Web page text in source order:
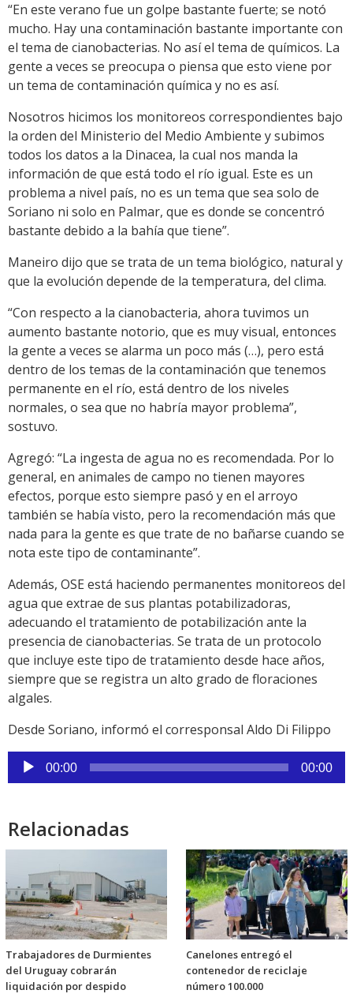
“En este verano fue un golpe bastante fuerte; se notó
mucho. Hay una contaminación bastante importante con
el tema de cianobacterias. No así el tema de químicos. La
gente a veces se preocupa o piensa que esto viene por
un tema de contaminación química y no es así.
Nosotros hicimos los monitoreos correspondientes bajo
la orden del Ministerio del Medio Ambiente y subimos
todos los datos a la Dinacea, la cual nos manda la
información de que está todo el río igual. Este es un
problema a nivel país, no es un tema que sea solo de
Soriano ni solo en Palmar, que es donde se concentró
bastante debido a la bahía que tiene”.
Maneiro dijo que se trata de un tema biológico, natural y
que la evolución depende de la temperatura, del clima.
“Con respecto a la cianobacteria, ahora tuvimos un
aumento bastante notorio, que es muy visual, entonces
la gente a veces se alarma un poco más (…), pero está
dentro de los temas de la contaminación que tenemos
permanente en el río, está dentro de los niveles
normales, o sea que no habría mayor problema”,
sostuvo.
Agregó: “La ingesta de agua no es recomendada. Por lo
general, en animales de campo no tienen mayores
efectos, porque esto siempre pasó y en el arroyo
también se había visto, pero la recomendación más que
nada para la gente es que trate de no bañarse cuando se
nota este tipo de contaminante”.
Además, OSE está haciendo permanentes monitoreos del
agua que extrae de sus plantas potabilizadoras,
adecuando el tratamiento de potabilización ante la
presencia de cianobacterias. Se trata de un protocolo
que incluye este tipo de tratamiento desde hace años,
siempre que se registra un alto grado de floraciones
algales.
Desde Soriano, informó el corresponsal Aldo Di Filippo
Reproductor
de
00:00 00:00
Relacionadas
Trabajadores de Durmientes
del Uruguay cobrarán
liquidación por despido
Canelones entregó el
contenedor de reciclaje
número 100.000